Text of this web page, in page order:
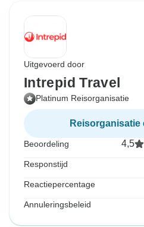
Uitgevoerd door
Intrepid Travel
Platinum Reisorganisatie
Reisorganisatie
Beoordeling 4,5
Responstijd
Reactiepercentage
Annuleringsbeleid